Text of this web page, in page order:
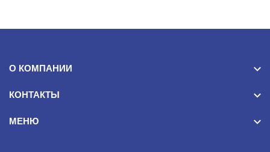
О КОМПАНИИ
КОНТАКТЫ
МЕНЮ